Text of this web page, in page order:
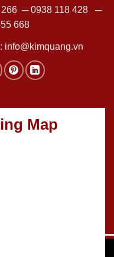
─0938 118 428─
668
info@kimquang.vn
Map